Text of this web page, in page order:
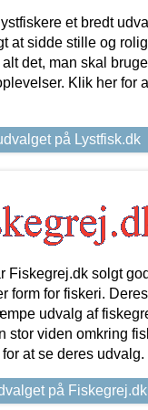
et bredt
at sidde stille og
det, man skal
Klik her for
på Lystfisk.dk
Fiskegrej.dk solgt
form for fiskeri.
udvalg af
stor viden omkring
at se deres udvalg.
på Fiskegrej.dk